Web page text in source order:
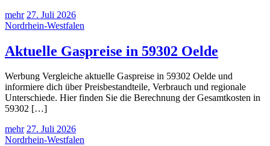
mehr 27. Juli 2026
Nordrhein-Westfalen
Aktuelle Gaspreise in 59302 Oelde
Werbung Vergleiche aktuelle Gaspreise in 59302 Oelde und
informiere dich über Preisbestandteile, Verbrauch und regionale
Unterschiede. Hier finden Sie die Berechnung der Gesamtkosten in
59302 […]
mehr 27. Juli 2026
Nordrhein-Westfalen